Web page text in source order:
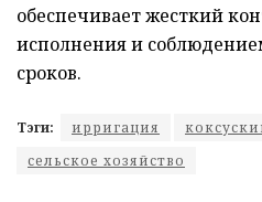
обеспечивает жесткий
исполнения и
сроков.
Тэги: ирригация
сельское хозяйство